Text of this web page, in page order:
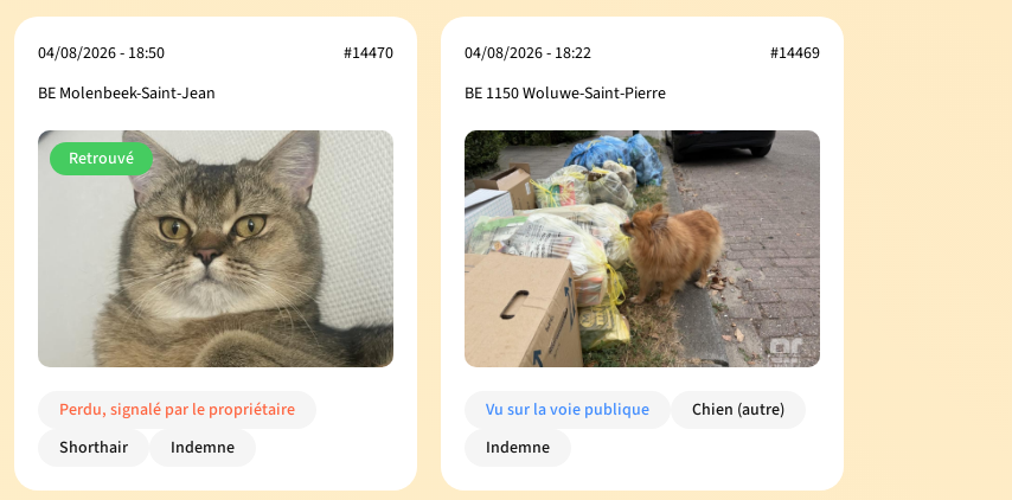
04/08/2026 - 18:50
BE Molenbeek-Saint-Jean
#14470
Retrouvé
Perdu, signalé par le propriétaire
Shorthair
Indemne
04/08/2026 - 18:22
BE 1150 Woluwe-Saint-Pierre
#14469
Vu sur la voie publique
Chien (autre)
Indemne